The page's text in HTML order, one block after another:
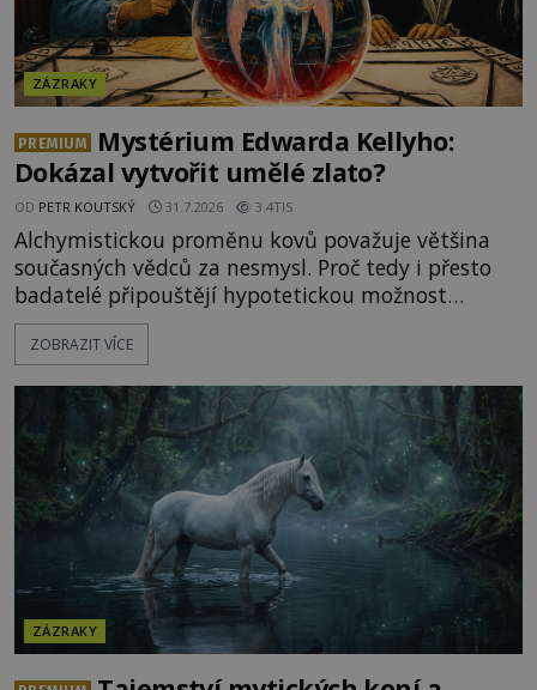
ZÁZRAKY
PREMIUM
Mystérium Edwarda Kellyho:
Dokázal vytvořit umělé zlato?
OD PETR KOUTSKÝ 31.7.2026 3.4TIS
Alchymistickou proměnu kovů považuje většina
současných vědců za nesmysl. Proč tedy i přesto
badatelé připouštějí hypotetickou možnost
transmutace? Mohl její podstatu odhalit anglický
alchymista, vědec a dobrodruh Edward Kelly?
Měšťané pozorují konání muže, který se stává
nesmrtelnou legendou již během
ZOBRAZIT VÍCE
ZÁZRAKY